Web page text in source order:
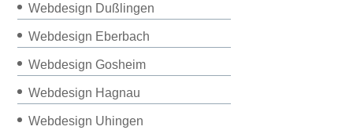
Webdesign Dußlingen
Webdesign Eberbach
Webdesign Gosheim
Webdesign Hagnau
Webdesign Uhingen